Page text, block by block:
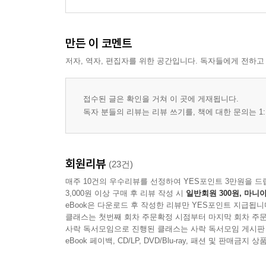
만든 이 코멘트
저자, 역자, 편집자를 위한 공간입니다. 독자들에게 전하
접수된 글은 확인을 거쳐 이 곳에 게재됩니다.
독자 분들의 리뷰는 리뷰 쓰기를, 책에 대한 문의는
회원리뷰 (23건)
매주 10건의 우수리뷰를 선정하여 YES포인트 3만원을 드
3,000원 이상 구매 후 리뷰 작성 시 일반회원 300원, 마니
eBook은 다운로드 후 작성한 리뷰만 YES포인트 지급됩니
클래스는 첫번째 회차 주문확정 시점부터 마지막 회차 주
사락 독서모임으로 진행된 클래스는 사락 독서모임 게시
eBook 페이백, CD/LP, DVD/Blu-ray, 패션 및 판매금지 상